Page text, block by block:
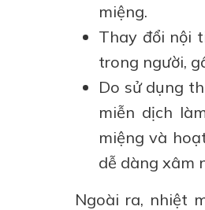
miệng.
Thay đổi nội
trong người,
Do sử dụng
miễn dịch
miệng và
dễ dàng xâm
Ngoài ra, nhiệt